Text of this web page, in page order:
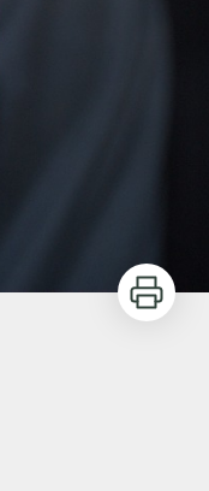
Imprimer